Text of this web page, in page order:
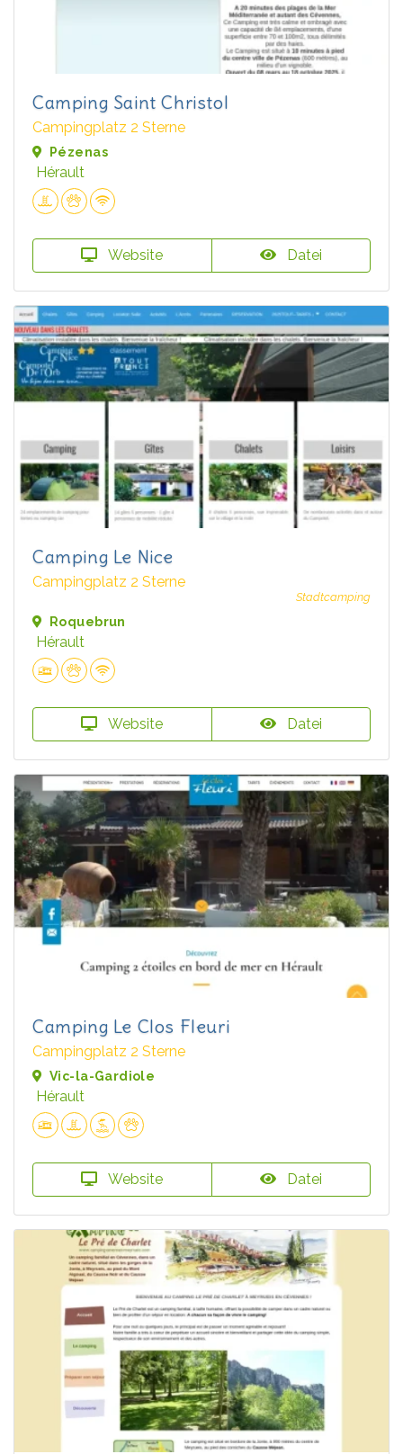
Camping Saint Christol
Campingplatz 2 Sterne
Pézenas
Hérault
Website Datei
Camping Le Nice
Campingplatz 2 Sterne
Stadtcamping
Roquebrun
Hérault
Website Datei
Camping Le Clos Fleuri
Campingplatz 2 Sterne
Vic-la-Gardiole
Hérault
Website Datei